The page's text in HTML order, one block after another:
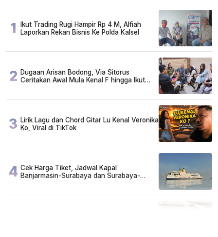
1
Ikut Trading Rugi Hampir Rp 4 M, Alfiah
Laporkan Rekan Bisnis Ke Polda Kalsel
2 Dugaan Arisan Bodong, Via Sitorus
Ceritakan Awal Mula Kenal F hingga Ikut
3 Lirik Lagu dan Chord Gitar Lu Kenal Veronika
Ko, Viral di TikTok
4 Cek Harga Tiket, Jadwal Kapal
Banjarmasin-Surabaya dan Surabaya-